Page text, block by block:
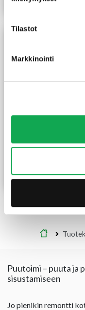
Tilastot
Markkinointi
Lue lisää
Kestopuu höylätty
sileä 28X120 mm
Lue lisää
Etusivu
Puutoimi – puuta ja
sisustamiseen
Jo pienikin remontti